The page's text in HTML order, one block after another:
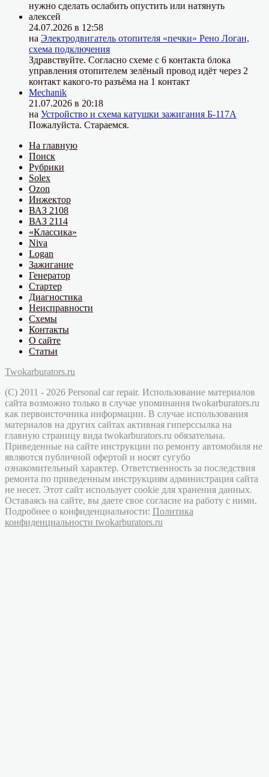
нужно сделать ослабить опустить или натянуть
алексей
24.07.2026 в 12:58
на Электродвигатель отопителя «печки» Рено Логан,
схема подключения
Здравствуйте. Согласно схеме с 6 контакта блока
управления отопителем зелёный провод идёт через 2
контакт какого-то разъёма на 1 контакт
Mechanik
21.07.2026 в 20:18
на Устройство и схема катушки зажигания Б-117А
Пожалуйста. Стараемся.
На главную
Поиск
Рубрики
Solex
Ozon
Инжектор
ВАЗ 2108
ВАЗ 2114
«Классика»
Niva
Logan
Зажигание
Генератор
Стартер
Диагностика
Неисправности
Схемы
Контакты
О сайте
Статьи
Twokarburators.ru
(C) 2011 - 2026 Personal car repair. Использование материалов
сайта возможно только в случае упоминания twokarburators.ru
как первоисточника информации. В случае использования
материалов на других сайтах активная гиперссылка на
главную страницу вида twokarburators.ru обязательна.
Приведенные на сайте инструкции по ремонту автомобиля не
являются публичной офертой и носят сугубо
ознакомительный характер. Ответственность за последствия
ремонта по приведенным инструкциям администрация сайта
не несет. Этот сайт использует cookie для хранения данных.
Оставаясь на сайте, вы даете свое согласие на работу с ними.
Подробнее о конфиденциальности: Политика
конфиденциальности twokarburators.ru